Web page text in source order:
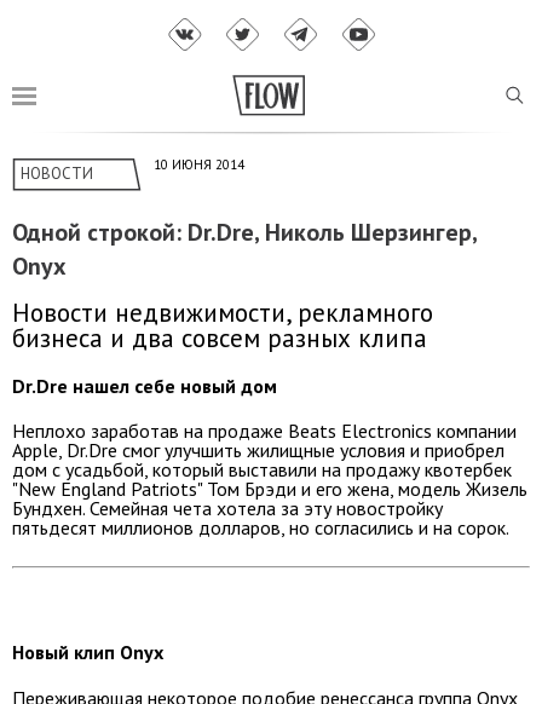
НОВОСТИ 10 ИЮНЯ 2014
Одной строкой: Dr.Dre, Николь Шерзингер,
Onyx
Новости недвижимости, рекламного
бизнеса и два совсем разных клипа
Dr.Dre нашел себе новый дом
Неплохо заработав на продаже Beats Electronics компании
Apple, Dr.Dre смог улучшить жилищные условия и приобрел
дом с усадьбой, который выставили на продажу квотербек
"New England Patriots" Том Брэди и его жена, модель Жизель
Бундхен. Семейная чета хотела за эту новостройку
пятьдесят миллионов долларов, но согласились и на сорок.
Новый клип Onyx
Переживающая некоторое подобие ренессанса группа Onyx